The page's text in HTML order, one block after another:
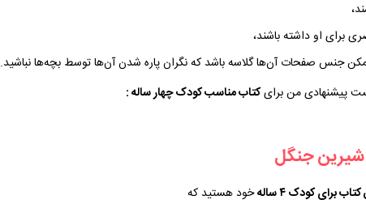
برای او داشته باشند،
جنس صفحات آن‌ها گلاسه باشد که نگران پاره شدن آن‌ها توسط بچه‌ها نباشید.
پیشنهادی من برایکتاب مناسب کودک چهار ساله :
برای کودک ۴ ساله
خود هستید که